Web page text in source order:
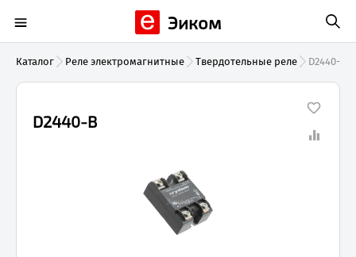
Эиком
Каталог Реле электромагнитные Твердотельные реле D2440-B
D2440-B